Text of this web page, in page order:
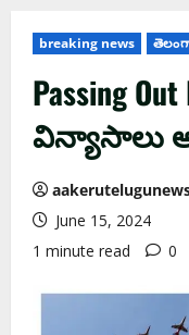
breaking news
Passing
విన్యాసాలు
June 15, 2024
1 minute read
0